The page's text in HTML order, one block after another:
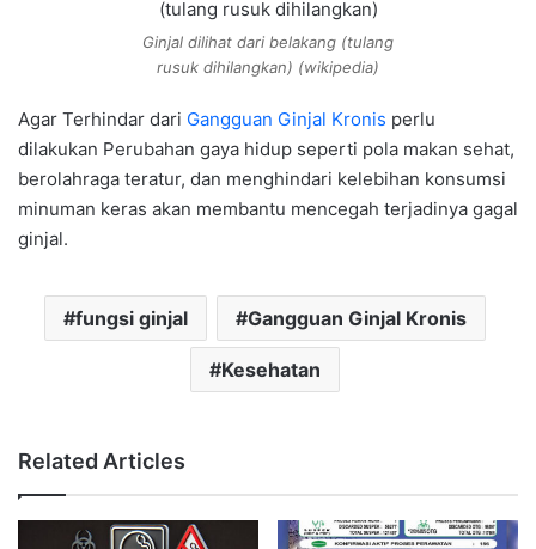
Ginjal dilihat dari belakang (tulang
rusuk dihilangkan) (wikipedia)
Agar Terhindar dari Gangguan Ginjal Kronis perlu
dilakukan Perubahan gaya hidup seperti pola makan sehat,
berolahraga teratur, dan menghindari kelebihan konsumsi
minuman keras akan membantu mencegah terjadinya gagal
ginjal.
fungsi ginjal Gangguan Ginjal Kronis
Kesehatan
Related Articles